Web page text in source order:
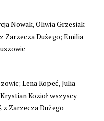
Nowak, Oliwia Grzesiak
Zarzecza Dużego; Emilia
Lena Kopeć, Julia
Kozioł wszyscy
z Zarzecza Dużego